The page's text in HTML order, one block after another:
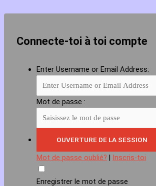
Connecte-toi à toi compte
Enter Username or Email Address:
Mot de passe :
Mot de passe oublié? | Inscris-toi
Enregistrer le mot de passe